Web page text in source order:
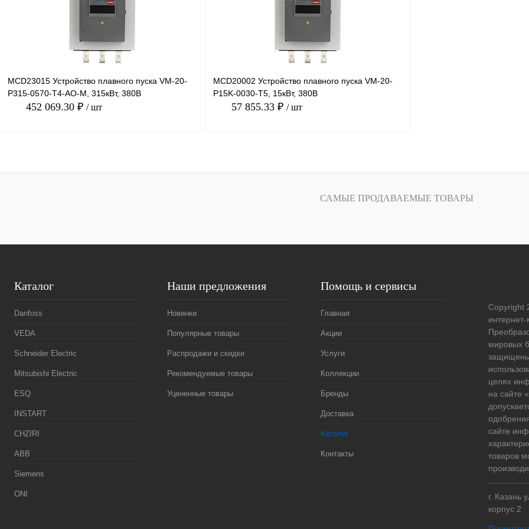
Под заказ Под заказ
MCD23015 Устройство плавного пуска VM-20-
P315-0570-T4-AO-M, 315кВт, 380В
452 069.30 ₽ / шт
MCD20002 Устройство плавного пуска VM-20-
P15K-0030-T5, 15кВт, 380В
57 855.33 ₽ / шт
САМЫЕ ПРОДАВАЕМЫЕ ТОВАРЫ
Каталог
Danfoss
VEDA
Schneider Electric
Mitsubishi Electric
ESQ
INSTART
CHZIRI
ABB
Siemens
ONI
Наши предложения
Новинки
Популярные товары
Распродажи и скидки
Рекомендуемые товары
Уцененные товары
Помощь и сервисы
Главная
Акции
Услуги
Коллекции
Бренды
Доставка
Каталог
Контакты
Copyright
интернет-
мировых
целях
на сайте
сайте
товаров
г. Казань
корпус 2